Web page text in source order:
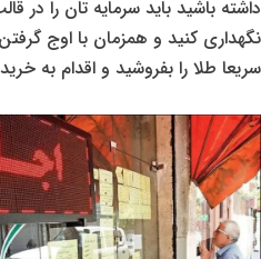
داشته باشید باید سرمایه تان را در
نگهداری کنید و همزمان با اوج
سریعا طلا را بفروشید و اقدام به